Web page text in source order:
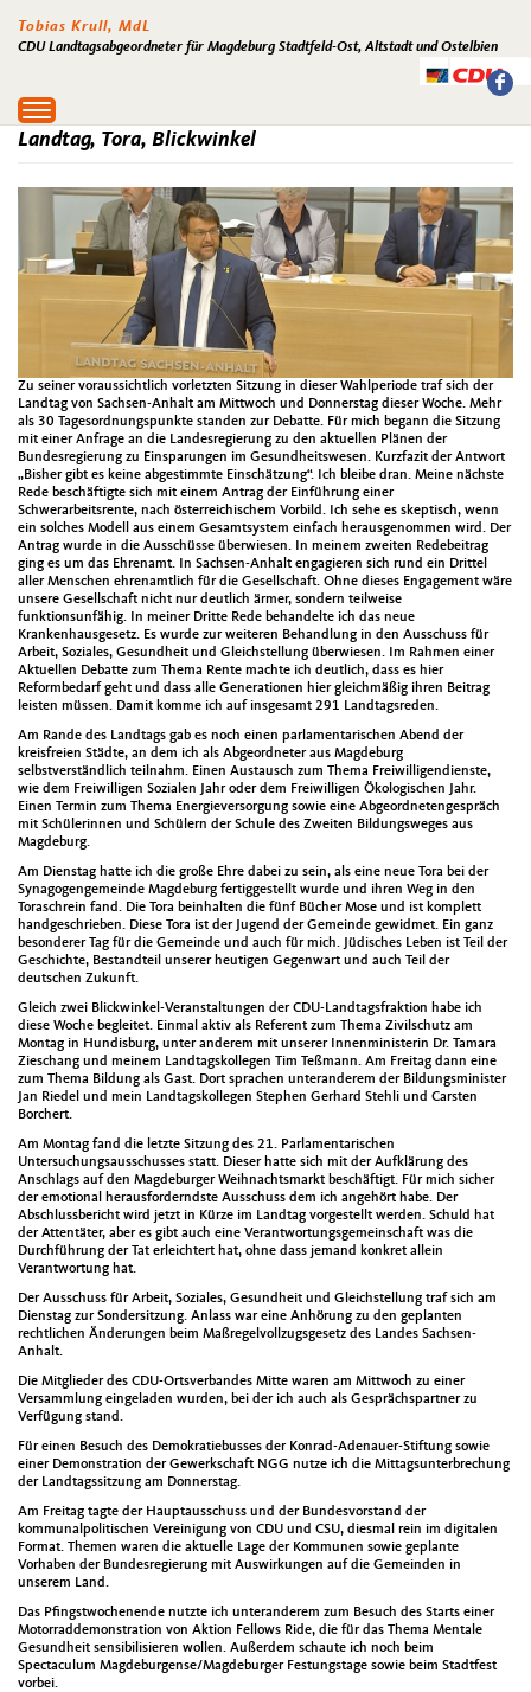
Tobias Krull, MdL
CDU Landtagsabgeordneter für Magdeburg Stadtfeld-Ost, Altstadt und Ostelbien
Toggle
navigation
Landtag, Tora, Blickwinkel
Zu seiner voraussichtlich vorletzten Sitzung in dieser Wahlperiode traf sich der
Landtag von Sachsen-Anhalt am Mittwoch und Donnerstag dieser Woche. Mehr
als 30 Tagesordnungspunkte standen zur Debatte. Für mich begann die Sitzung
mit einer Anfrage an die Landesregierung zu den aktuellen Plänen der
Bundesregierung zu Einsparungen im Gesundheitswesen. Kurzfazit der Antwort
„Bisher gibt es keine abgestimmte Einschätzung“. Ich bleibe dran. Meine nächste
Rede beschäftigte sich mit einem Antrag der Einführung einer
Schwerarbeitsrente, nach österreichischem Vorbild. Ich sehe es skeptisch, wenn
ein solches Modell aus einem Gesamtsystem einfach herausgenommen wird. Der
Antrag wurde in die Ausschüsse überwiesen. In meinem zweiten Redebeitrag
ging es um das Ehrenamt. In Sachsen-Anhalt engagieren sich rund ein Drittel
aller Menschen ehrenamtlich für die Gesellschaft. Ohne dieses Engagement wäre
unsere Gesellschaft nicht nur deutlich ärmer, sondern teilweise
funktionsunfähig. In meiner Dritte Rede behandelte ich das neue
Krankenhausgesetz. Es wurde zur weiteren Behandlung in den Ausschuss für
Arbeit, Soziales, Gesundheit und Gleichstellung überwiesen. Im Rahmen einer
Aktuellen Debatte zum Thema Rente machte ich deutlich, dass es hier
Reformbedarf geht und dass alle Generationen hier gleichmäßig ihren Beitrag
leisten müssen. Damit komme ich auf insgesamt 291 Landtagsreden.
Am Rande des Landtags gab es noch einen parlamentarischen Abend der
kreisfreien Städte, an dem ich als Abgeordneter aus Magdeburg
selbstverständlich teilnahm. Einen Austausch zum Thema Freiwilligendienste,
wie dem Freiwilligen Sozialen Jahr oder dem Freiwilligen Ökologischen Jahr.
Einen Termin zum Thema Energieversorgung sowie eine Abgeordnetengespräch
mit Schülerinnen und Schülern der Schule des Zweiten Bildungsweges aus
Magdeburg.
Am Dienstag hatte ich die große Ehre dabei zu sein, als eine neue Tora bei der
Synagogengemeinde Magdeburg fertiggestellt wurde und ihren Weg in den
Toraschrein fand. Die Tora beinhalten die fünf Bücher Mose und ist komplett
handgeschrieben. Diese Tora ist der Jugend der Gemeinde gewidmet. Ein ganz
besonderer Tag für die Gemeinde und auch für mich. Jüdisches Leben ist Teil der
Geschichte, Bestandteil unserer heutigen Gegenwart und auch Teil der
deutschen Zukunft.
Gleich zwei Blickwinkel-Veranstaltungen der CDU-Landtagsfraktion habe ich
diese Woche begleitet. Einmal aktiv als Referent zum Thema Zivilschutz am
Montag in Hundisburg, unter anderem mit unserer Innenministerin Dr. Tamara
Zieschang und meinem Landtagskollegen Tim Teßmann. Am Freitag dann eine
zum Thema Bildung als Gast. Dort sprachen unteranderem der Bildungsminister
Jan Riedel und mein Landtagskollegen Stephen Gerhard Stehli und Carsten
Borchert.
Am Montag fand die letzte Sitzung des 21. Parlamentarischen
Untersuchungsausschusses statt. Dieser hatte sich mit der Aufklärung des
Anschlags auf den Magdeburger Weihnachtsmarkt beschäftigt. Für mich sicher
der emotional herausforderndste Ausschuss dem ich angehört habe. Der
Abschlussbericht wird jetzt in Kürze im Landtag vorgestellt werden. Schuld hat
der Attentäter, aber es gibt auch eine Verantwortungsgemeinschaft was die
Durchführung der Tat erleichtert hat, ohne dass jemand konkret allein
Verantwortung hat.
Der Ausschuss für Arbeit, Soziales, Gesundheit und Gleichstellung traf sich am
Dienstag zur Sondersitzung. Anlass war eine Anhörung zu den geplanten
rechtlichen Änderungen beim Maßregelvollzugsgesetz des Landes Sachsen-
Anhalt.
Die Mitglieder des CDU-Ortsverbandes Mitte waren am Mittwoch zu einer
Versammlung eingeladen wurden, bei der ich auch als Gesprächspartner zu
Verfügung stand.
Für einen Besuch des Demokratiebusses der Konrad-Adenauer-Stiftung sowie
einer Demonstration der Gewerkschaft NGG nutze ich die Mittagsunterbrechung
der Landtagssitzung am Donnerstag.
Am Freitag tagte der Hauptausschuss und der Bundesvorstand der
kommunalpolitischen Vereinigung von CDU und CSU, diesmal rein im digitalen
Format. Themen waren die aktuelle Lage der Kommunen sowie geplante
Vorhaben der Bundesregierung mit Auswirkungen auf die Gemeinden in
unserem Land.
Das Pfingstwochenende nutzte ich unteranderem zum Besuch des Starts einer
Motorraddemonstration von Aktion Fellows Ride, die für das Thema Mentale
Gesundheit sensibilisieren wollen. Außerdem schaute ich noch beim
Spectaculum Magdeburgense/Magdeburger Festungstage sowie beim Stadtfest
vorbei.